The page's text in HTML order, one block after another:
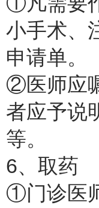
小手术、
申请单。
②医师应
者应予说
等。
6、取药
①门诊医